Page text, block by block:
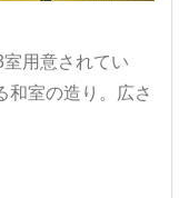
用意されてい
和室の造り。広さ